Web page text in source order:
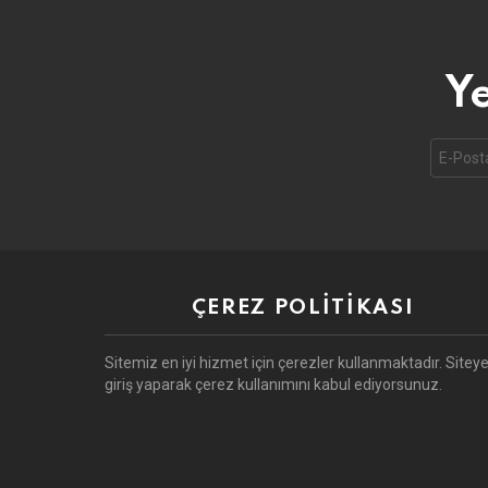
ÇEREZ POLITIKASI
Sitemiz en iyi hizmet için çerezler kullanmaktadır. Siteye
giriş yaparak çerez kullanımını kabul ediyorsunuz.